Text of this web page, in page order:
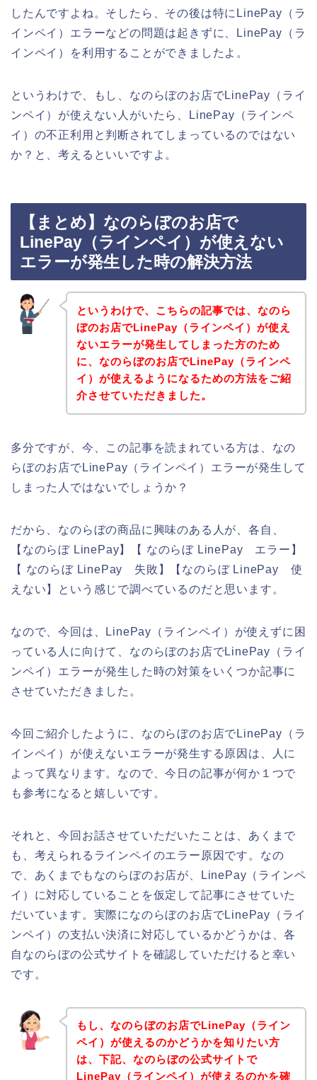
したんですよね。そしたら、その後は特にLinePay（ラ
インペイ）エラーなどの問題は起きずに、LinePay（ラ
インペイ）を利用することができましたよ。
というわけで、もし、なのらぼのお店でLinePay（ライ
ンペイ）が使えない人がいたら、LinePay（ラインペ
イ）の不正利用と判断されてしまっているのではない
か？と、考えるといいですよ。
【まとめ】なのらぼのお店で
LinePay（ラインペイ）が使えない
エラーが発生した時の解決方法
というわけで、こちらの記事では、なのら
ぼのお店でLinePay（ラインペイ）が使え
ないエラーが発生してしまった方のため
に、なのらぼのお店でLinePay（ラインペ
イ）が使えるようになるための方法をご紹
介させていただきました。
多分ですが、今、この記事を読まれている方は、なの
らぼのお店でLinePay（ラインペイ）エラーが発生して
しまった人ではないでしょうか？
だから、なのらぼの商品に興味のある人が、各自、
【なのらぼ LinePay】【 なのらぼ LinePay エラー】
【 なのらぼ LinePay 失敗】【なのらぼ LinePay 使
えない】という感じで調べているのだと思います。
なので、今回は、LinePay（ラインペイ）が使えずに困
っている人に向けて、なのらぼのお店でLinePay（ライ
ンペイ）エラーが発生した時の対策をいくつか記事に
させていただきました。
今回ご紹介したように、なのらぼのお店でLinePay（ラ
インペイ）が使えないエラーが発生する原因は、人に
よって異なります。なので、今日の記事が何か１つで
も参考になると嬉しいです。
それと、今回お話させていただいたことは、あくまで
も、考えられるラインペイのエラー原因です。なの
で、あくまでもなのらぼのお店が、LinePay（ラインペ
イ）に対応していることを仮定して記事にさせていた
だいています。実際になのらぼのお店でLinePay（ライ
ンペイ）の支払い決済に対応しているかどうかは、各
自なのらぼの公式サイトを確認していただけると幸い
です。
もし、なのらぼのお店でLinePay（ライン
ペイ）が使えるのかどうかを知りたい方
は、下記、なのらぼの公式サイトで
LinePay（ラインペイ）が使えるのかを確